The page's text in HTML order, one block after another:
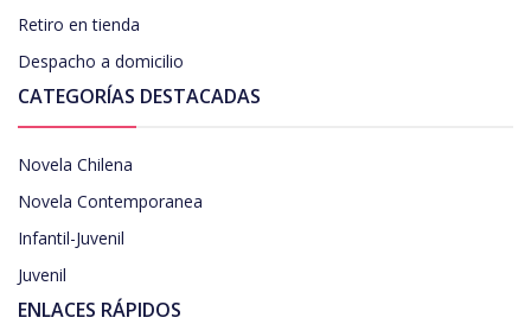
Retiro en tienda
Despacho a domicilio
CATEGORÍAS DESTACADAS
Novela Chilena
Novela Contemporanea
Infantil-Juvenil
Juvenil
ENLACES RÁPIDOS